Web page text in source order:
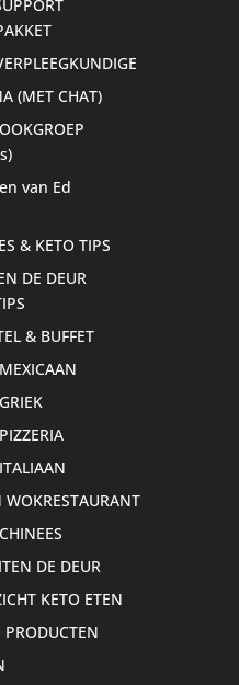
(MET CHAT)
van Ed
& KETO TIPS
DE DEUR
& BUFFET
WOKRESTAURANT
DE DEUR
KETO ETEN